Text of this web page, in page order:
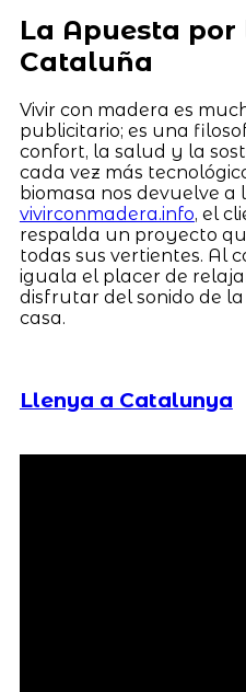
La Apuesta por
Cataluña
Vivir con madera es
publicitario; es una
confort, la salud y la
cada vez más
biomasa nos devuelve a
vivirconmadera.info, el
respalda un proyecto
todas sus vertientes. Al
iguala el placer de
disfrutar del sonido de
casa.
Llenya a Catalunya